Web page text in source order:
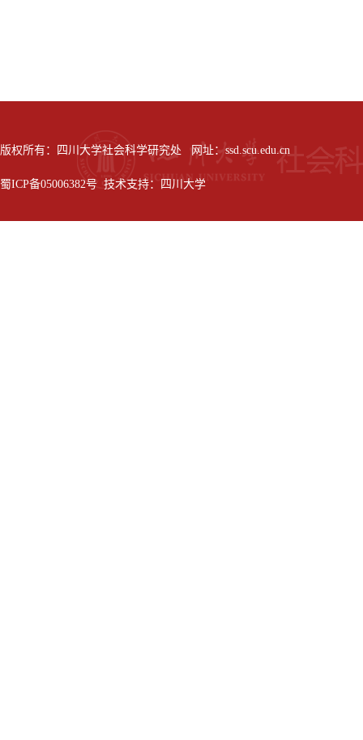
版权所有：四川大学社会科学研究处 网址：ssd.scu.edu.cn
蜀ICP备05006382号 技术支持：四川大学